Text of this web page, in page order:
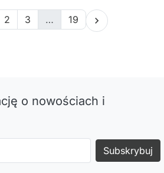
2 3 … 19 
o nowościach i